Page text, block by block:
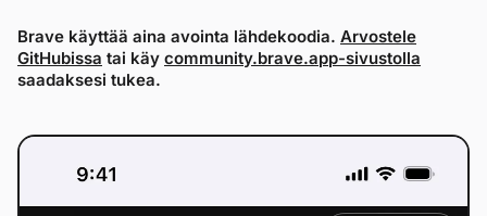
Brave käyttää aina avointa lähdekoodia. Arvostele
GitHubissa tai käy community.brave.app-sivustolla
saadaksesi tukea.